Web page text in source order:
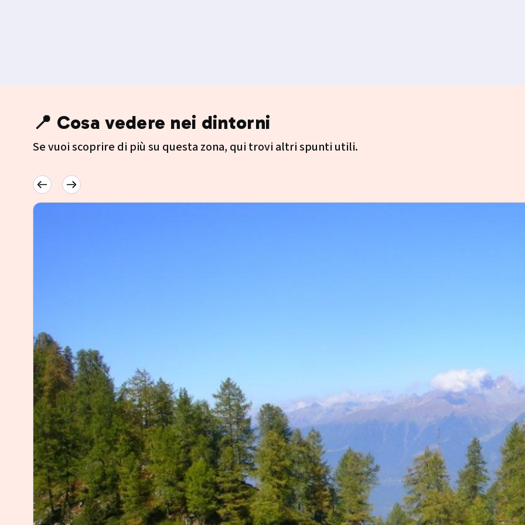
📍 Cosa vedere nei dintorni
Se vuoi scoprire di più su questa zona, qui trovi altri spunti utili.